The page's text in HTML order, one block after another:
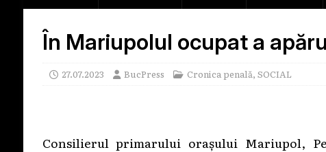
În Mariupolul ocupat a
27.07.2023 BucPress Cronica penală, SOCIAL
Consilierul primarului orașului Mariupol,